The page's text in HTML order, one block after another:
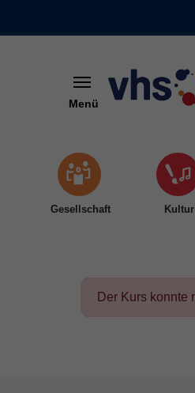
Menü
Gesellschaft Kultur
Der Kurs konnte